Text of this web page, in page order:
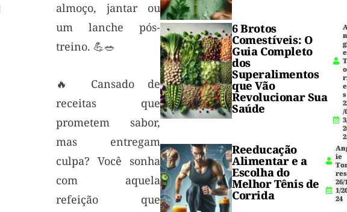
almoço, jantar ou
um lanche pós-
treino. 💪🥗
🔥 Cansado de
receitas que
prometem sabor,
mas entregam
culpa? Você sonha
com aquela
refeição que
6 Brotos
Comestíveis: O
Guia Completo
dos
Superalimentos
que Vão
Revolucionar Sua
Saúde
n
e
T
o
e
s
/
Reeducação
Alimentar e a
Escolha do
Melhor Tênis de
Corrida
ie
res
26/
1/
24